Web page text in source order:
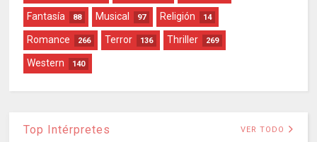
Fantasía 88 Musical 97 Religión 14
Romance 266 Terror 136 Thriller 269
Western 140
Top Intérpretes VER TODO